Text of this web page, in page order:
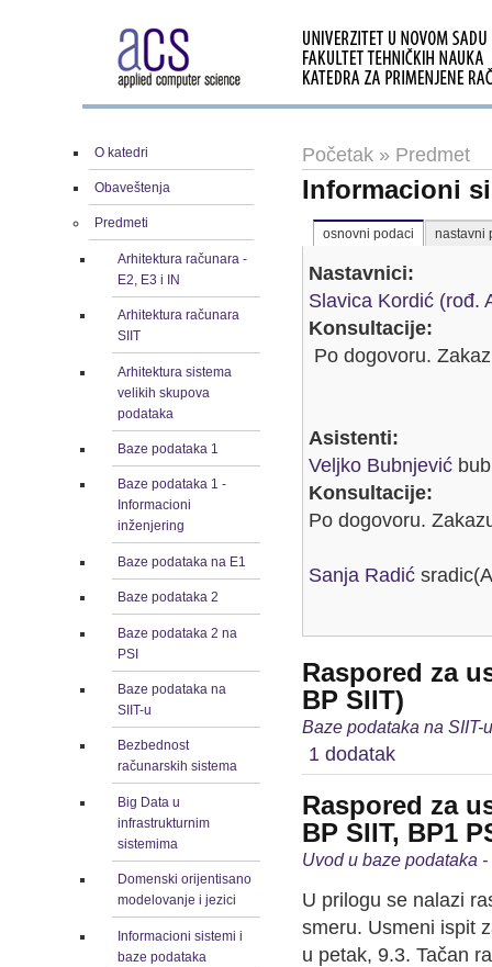
O katedri
Obaveštenja
Predmeti
Arhitektura računara -
E2, E3 i IN
Arhitektura računara
SIIT
Arhitektura sistema
velikih skupova
podataka
Baze podataka 1
Baze podataka 1 -
Informacioni
inženjering
Baze podataka na E1
Baze podataka 2
Baze podataka 2 na
PSI
Baze podataka na
SIIT-u
Bezbednost
računarskih sistema
Big Data u
infrastrukturnim
sistemima
Domenski orijentisano
modelovanje i jezici
Informacioni sistemi i
baze podataka
Početak » Predmet
Informacioni
osnovni podaci nastavni
Nastavnici:
Slavica Kordić (rođ.
Konsultacije:
Po dogovoru.
Asistenti:
Veljko Bubnjević
Konsultacije:
Po dogovoru.
Sanja Radić
Raspored za
BP SIIT)
Baze podataka na SIIT-
1 dodatak
Raspored za
BP SIIT, BP1
Uvod u baze podataka
U prilogu se nalazi
smeru. Usmeni ispit
u petak, 9.3. Tačan